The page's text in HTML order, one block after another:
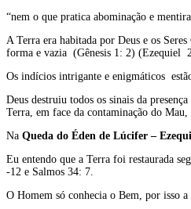
“nem o que pratica abominação e
A Terra era habitada por Deus e os
forma e vazia (Gênesis 1: 2) (Ezequiel
Os indícios intrigante e enigmáticos
Deus destruiu todos os sinais da
Terra, em face da contaminação do
Na Queda do Éden de Lúcifer –
Eu entendo que a Terra foi restaurada
-12 e Salmos 34: 7.
O Homem só conhecia o Bem, por isso